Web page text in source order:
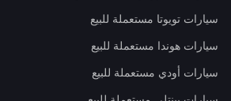
سيارات تويوتا مستعملة للبيع
سيارات هوندا مستعملة للبيع
سيارات أودي مستعملة للبيع